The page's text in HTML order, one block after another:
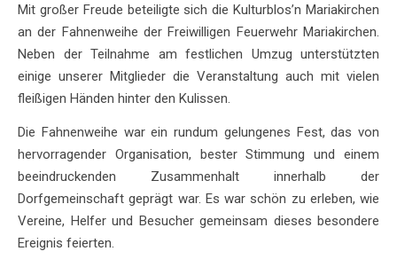
Mit großer Freude beteiligte sich die Kulturblos’n Mariakirchen
an der Fahnenweihe der Freiwilligen Feuerwehr Mariakirchen.
Neben der Teilnahme am festlichen Umzug unterstützten
einige unserer Mitglieder die Veranstaltung auch mit vielen
fleißigen Händen hinter den Kulissen.
Die Fahnenweihe war ein rundum gelungenes Fest, das von
hervorragender Organisation, bester Stimmung und einem
beeindruckenden Zusammenhalt innerhalb der
Dorfgemeinschaft geprägt war. Es war schön zu erleben, wie
Vereine, Helfer und Besucher gemeinsam dieses besondere
Ereignis feierten.